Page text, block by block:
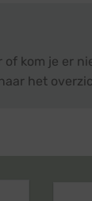
kom je er
het